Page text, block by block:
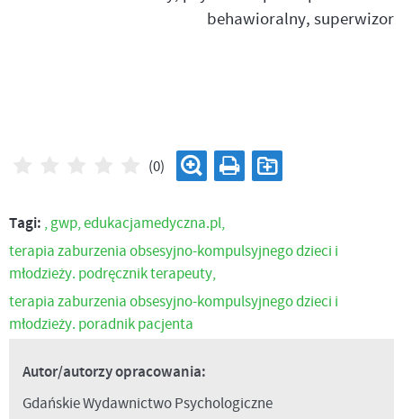
behawioralny, superwizor
(0)
Tagi: ,gwp,edukacjamedyczna.pl,
terapia zaburzenia obsesyjno-kompulsyjnego dzieci i
młodzieży. podręcznik terapeuty,
terapia zaburzenia obsesyjno-kompulsyjnego dzieci i
młodzieży. poradnik pacjenta
Autor/autorzy opracowania:
Gdańskie Wydawnictwo Psychologiczne